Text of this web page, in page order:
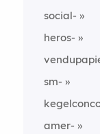
social-
heros-
sm-
amer-